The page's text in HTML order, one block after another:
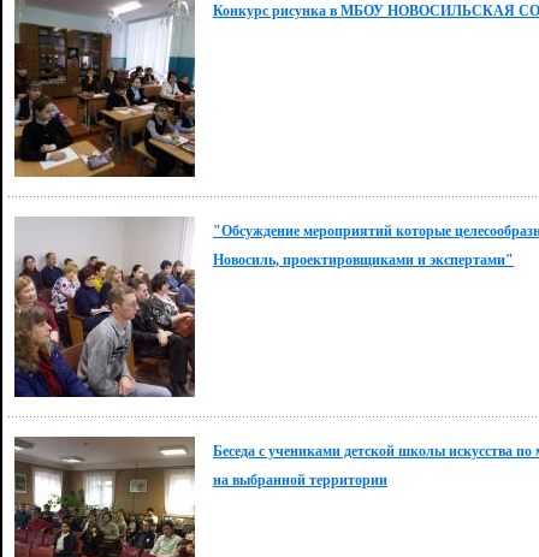
Конкурс рисунка в МБОУ НОВОСИЛЬСКАЯ СОШ
"Обсуждение мероприятий которые
Новосиль, проектировщиками и экспертами"
Беседа с учениками детской школы искусства
на выбранной территории